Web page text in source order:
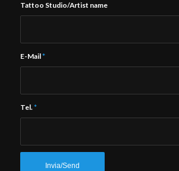
Tattoo Studio/Artist name
E-Mail*
Tel.*